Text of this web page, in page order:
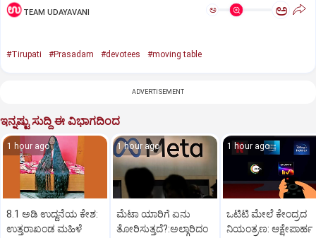
TEAM UDAYAVANI ಅ ಅ
#Tirupati #Prasadam #devotees #moving table
ADVERTISEMENT
ಇನ್ನಷ್ಟು ಸುದ್ದಿ ಈ ವಿಭಾಗದಿಂದ
1 hour ago
8.1 ಅಡಿ ಉದ್ದನೆಯ ಕೇಶ:
ಉತ್ತರಾಖಂಡ ಮಹಿಳೆ
1 hour ago
ಮೆಟಾ ಯಾರಿಗೆ ಏನು
ತೋರಿಸುತ್ತದೆ?:ಅಲ್ಗಾರಿದಂ
1 hour ago
ಒಟಿಟಿ ಮೇಲೆ ಕೇಂದ್ರದ
ನಿಯಂತ್ರಣ: ಆಕ್ಷೇಪಾರ್ಹ